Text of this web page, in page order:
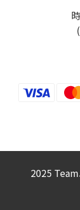
2025